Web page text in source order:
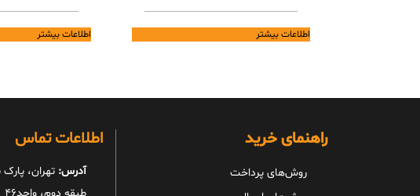
اطلاعات بیشتر اطلاعات بیشتر
راهنمای خرید
روش‌های پرداخت
اطلاعات تماس
آدرس: تهران،